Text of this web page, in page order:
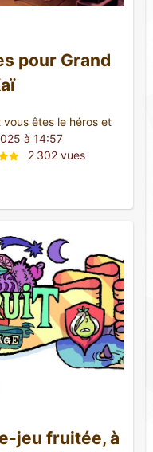
pour Grand
vous êtes le héros et
à 14:57
2 302 vues
jeu fruitée, à